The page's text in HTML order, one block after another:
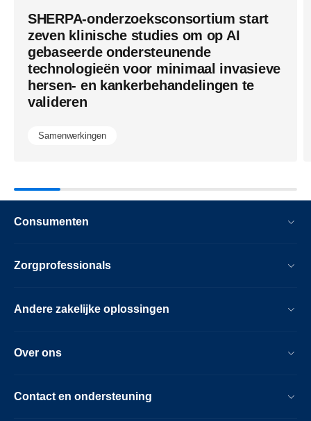
SHERPA-onderzoeksconsortium start
zeven klinische studies om op AI
gebaseerde ondersteunende
technologieën voor minimaal invasieve
hersen- en kankerbehandelingen te
valideren
Samenwerkingen
Consumenten
Zorgprofessionals
Andere zakelijke oplossingen
Over ons
Contact en ondersteuning